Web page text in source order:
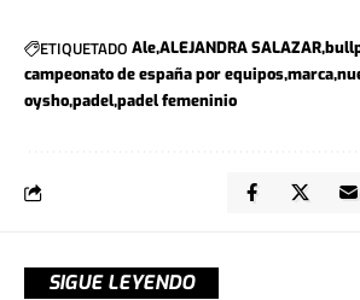
ETIQUETADO AleALEJANDRA SALAZAR
campeonato de españa por equiposmarca
oyshopadelpadel femeninio
SIGUE LEYENDO